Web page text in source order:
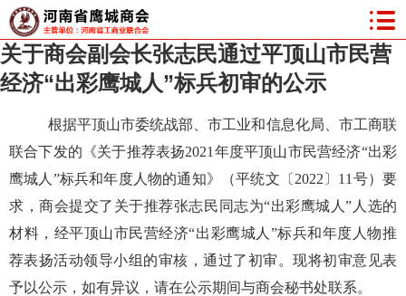
关于商会副会长张志民通过平顶山市民营
经济“出彩鹰城人”标兵初审的公示
根据平顶山市委统战部、市工业和信息化局、市工商联
联合下发的 《关于推荐表扬2021年度平顶山市民营经济“出彩
鹰城人”标兵和年度人物的通知》（平统文〔2022〕11号）要
求 ，商会提交了关于推荐张志民 同志为“出彩鹰城人” 人选的
材料，经平顶山市民营经济“出彩鹰城人”标兵和年度人物推
荐表扬活动领导小组的审核，通过了初审 。现将初审意见表
予以公示，如有异议， 请在公示期间与商会秘书处联系。